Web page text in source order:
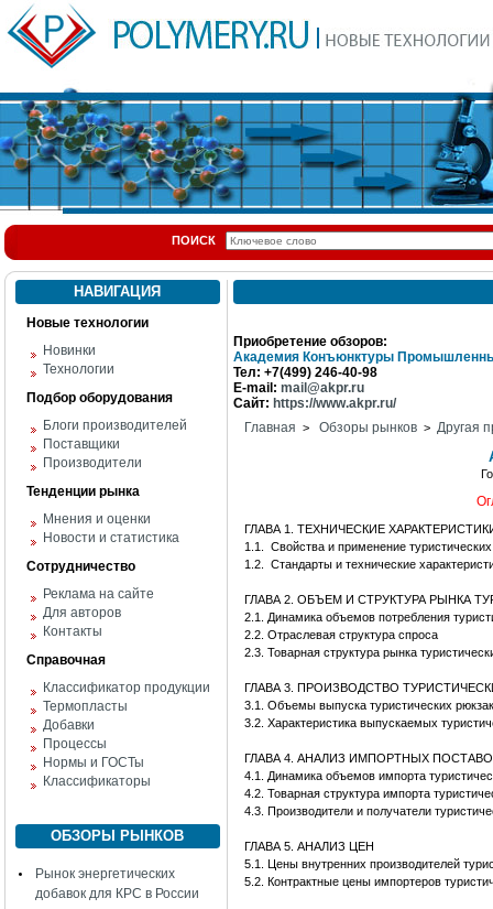
ПОИСК
НАВИГАЦИЯ
Новые технологии
Новинки
Технологии
Подбор оборудования
Блоги производителей
Поставщики
Производители
Тенденции рынка
Мнения и оценки
Новости и статистика
Сотрудничество
Реклама на сайте
Для авторов
Контакты
Справочная
Классификатор продукции
Термопласты
Добавки
Процессы
Нормы и ГОСТы
Классификаторы
ОБЗОРЫ РЫНКОВ
Рынок энергетических
добавок для КРС в России
Приобретение обзоров:
Академия Конъюнктуры
Тел: +7(499) 246-40-98
E-mail: mail@akpr.ru
Сайт: https://www.akpr.ru/
Главная > Обзоры рынков > Другая
ГЛАВА 1. ТЕХНИЧЕСКИЕ
1.1.
Свойства и применение
1.2.
Стандарты и технические
ГЛАВА 2. ОБЪЕМ И СТРУКТУРА РЫНКА
2.1. Динамика объемов потребления
2.2. Отраслевая структура спроса
2.3. Товарная структура рынка
ГЛАВА 3. ПРОИЗВОДСТВО
3.1. Объемы выпуска туристических
3.2. Характеристика выпускаемых
ГЛАВА 4. АНАЛИЗ ИМПОРТНЫХ
4.1. Динамика объемов импорта
4.2. Товарная структура импорта
4.3. Производители и получатели
ГЛАВА 5. АНАЛИЗ ЦЕН
5.1. Цены внутренних производителей
5.2. Контрактные цены импортеров